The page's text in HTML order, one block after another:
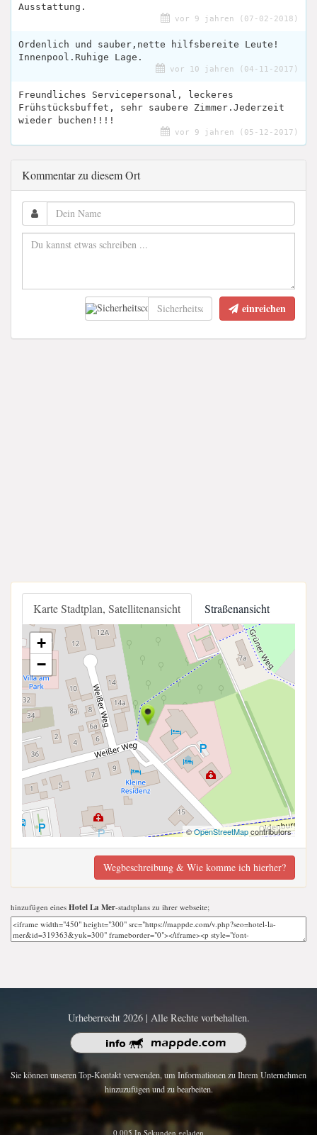
Ausstattung.
vor 9 jahren (07-02-2018)
Ordenlich und sauber,nette hilfsbereite Leute!
Innenpool.Ruhige Lage.
vor 10 jahren (04-11-2017)
Freundliches Servicepersonal, leckeres
Frühstücksbuffet, sehr saubere Zimmer.Jederzeit
wieder buchen!!!!
vor 9 jahren (05-12-2017)
Kommentar zu diesem Ort
einreichen
Karte Stadtplan, Satellitenansicht Straßenansicht
+
−
©OpenStreetMapcontributors
Wegbeschreibung & Wie komme ich hierher?
hinzufügen eines Hotel La Mer-stadtplans zu ihrer webseite;
Urheberrecht 2026 | Alle Rechte vorbehalten.
Sie können unseren Top-Kontakt verwenden, um Informationen zu Ihrem Unternehmen
hinzuzufügen und zu bearbeiten.
0.005 In Sekunden geladen